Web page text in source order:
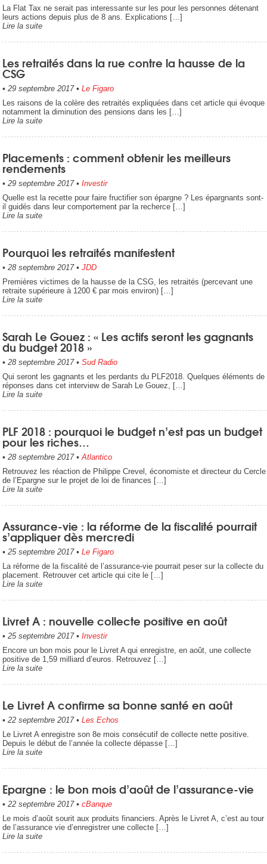
La Flat Tax ne serait pas interessante sur les pour les personnes détenant
leurs actions depuis plus de 8 ans. Explications […]
Lire la suite
Les retraités dans la rue contre la hausse de la
CSG
• 29 septembre 2017• Le Figaro
Les raisons de la colère des retraités expliquées dans cet article qui évoque
notamment la diminution des pensions dans les […]
Lire la suite
Placements : comment obtenir les meilleurs
rendements
• 29 septembre 2017• Investir
Quelle est la recette pour faire fructifier son épargne ? Les épargnants sont-
il guidés dans leur comportement par la recherce […]
Lire la suite
Pourquoi les retraités manifestent
• 28 septembre 2017• JDD
Premières victimes de la hausse de la CSG, les retraités (percevant une
retraite supérieure à 1200 € par mois environ) […]
Lire la suite
Sarah Le Gouez : « Les actifs seront les gagnants
du budget 2018 »
• 28 septembre 2017• Sud Radio
Qui seront les gagnants et les perdants du PLF2018. Quelques éléments de
réponses dans cet interview de Sarah Le Gouez, […]
Lire la suite
PLF 2018 : pourquoi le budget n’est pas un budget
pour les riches…
• 28 septembre 2017• Atlantico
Retrouvez les réaction de Philippe Crevel, économiste et directeur du Cercle
de l’Epargne sur le projet de loi de finances […]
Lire la suite
Assurance-vie : la réforme de la fiscalité pourrait
s’appliquer dès mercredi
• 25 septembre 2017• Le Figaro
La réforme de la fiscalité de l’assurance-vie pourrait peser sur la collecte du
placement. Retrouver cet article qui cite le […]
Lire la suite
Livret A : nouvelle collecte positive en août
• 25 septembre 2017• Investir
Encore un bon mois pour le Livret A qui enregistre, en août, une collecte
positive de 1,59 milliard d’euros. Retrouvez […]
Lire la suite
Le Livret A confirme sa bonne santé en août
• 22 septembre 2017• Les Echos
Le Livret A enregistre son 8e mois consécutif de collecte nette positive.
Depuis le début de l’année la collecte dépasse […]
Lire la suite
Epargne : le bon mois d’août de l’assurance-vie
• 22 septembre 2017• cBanque
Le mois d’août sourit aux produits financiers. Après le Livret A, c’est au tour
de l’assurance vie d’enregistrer une collecte […]
Lire la suite